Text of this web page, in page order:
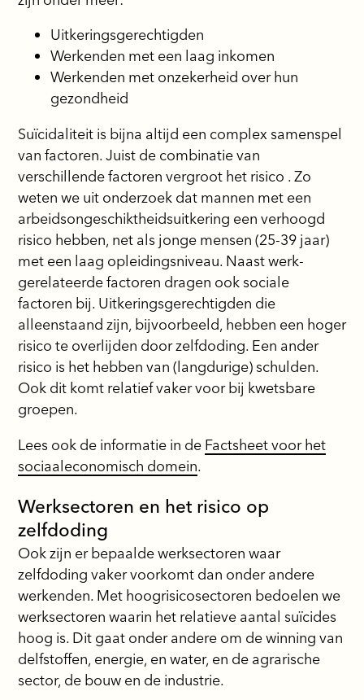
Uitkeringsgerechtigden
Werkenden met een laag inkomen
Werkenden met onzekerheid over hun
gezondheid
Suïcidaliteit is bijna altijd een complex samenspel
van factoren. Juist de combinatie van
verschillende factoren vergroot het risico . Zo
weten we uit onderzoek dat mannen met een
arbeidsongeschiktheidsuitkering een verhoogd
risico hebben, net als jonge mensen (25-39 jaar)
met een laag opleidingsniveau. Naast werk-
gerelateerde factoren dragen ook sociale
factoren bij. Uitkeringsgerechtigden die
alleenstaand zijn, bijvoorbeeld, hebben een hoger
risico te overlijden door zelfdoding. Een ander
risico is het hebben van (langdurige) schulden.
Ook dit komt relatief vaker voor bij kwetsbare
groepen.
Lees ook de informatie in de Factsheet voor het
sociaaleconomisch domein.
Werksectoren en het risico op
zelfdoding
Ook zijn er bepaalde werksectoren waar
zelfdoding vaker voorkomt dan onder andere
werkenden. Met hoogrisicosectoren bedoelen we
werksectoren waarin het relatieve aantal suïcides
hoog is. Dit gaat onder andere om de winning van
delfstoffen, energie, en water, en de agrarische
sector, de bouw en de industrie.